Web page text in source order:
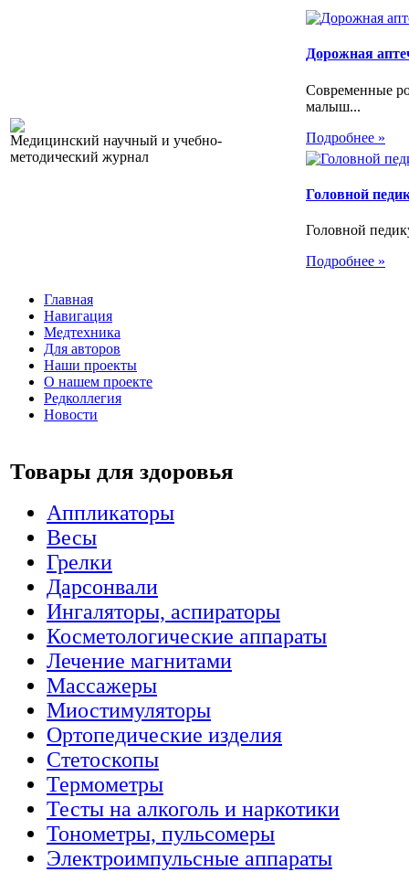
Медицинский научный и учебно-
методический журнал
Дорожная
Современные
малыш...
Подробнее »
Головной
Головной
Подробнее »
Главная
Навигация
Медтехника
Для авторов
Наши проекты
О нашем проекте
Редколлегия
Новости
Товары для здоровья
Аппликаторы
Весы
Грелки
Дарсонвали
Ингаляторы, аспираторы
Косметологические аппараты
Лечение магнитами
Массажеры
Миостимуляторы
Ортопедические изделия
Стетоскопы
Термометры
Тесты на алкоголь и наркотики
Тонометры, пульсомеры
Электроимпульсные аппараты